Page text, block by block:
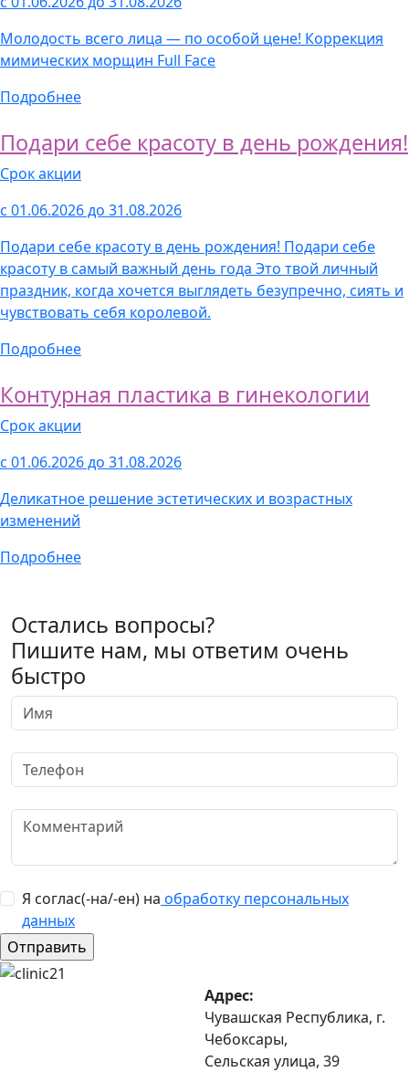
Молодость всего лица — по особой цене! Коррекция
мимических морщин Full Face
Подробнее
Подари себе красоту в день рождения!
Срок акции
с 01.06.2026 до 31.08.2026
Подари себе красоту в день рождения! Подари себе
красоту в самый важный день года Это твой личный
праздник, когда хочется выглядеть безупречно, сиять и
чувствовать себя королевой.
Подробнее
Контурная пластика в гинекологии
Срок акции
с 01.06.2026 до 31.08.2026
Деликатное решение эстетических и возрастных
изменений
Подробнее
Остались вопросы?
Пишите нам, мы ответим очень
быстро
Я соглас(-на/-ен) на обработку персональных
данных
Адрес:
Чувашская Республика, г.
Чебоксары,
Сельская улица, 39